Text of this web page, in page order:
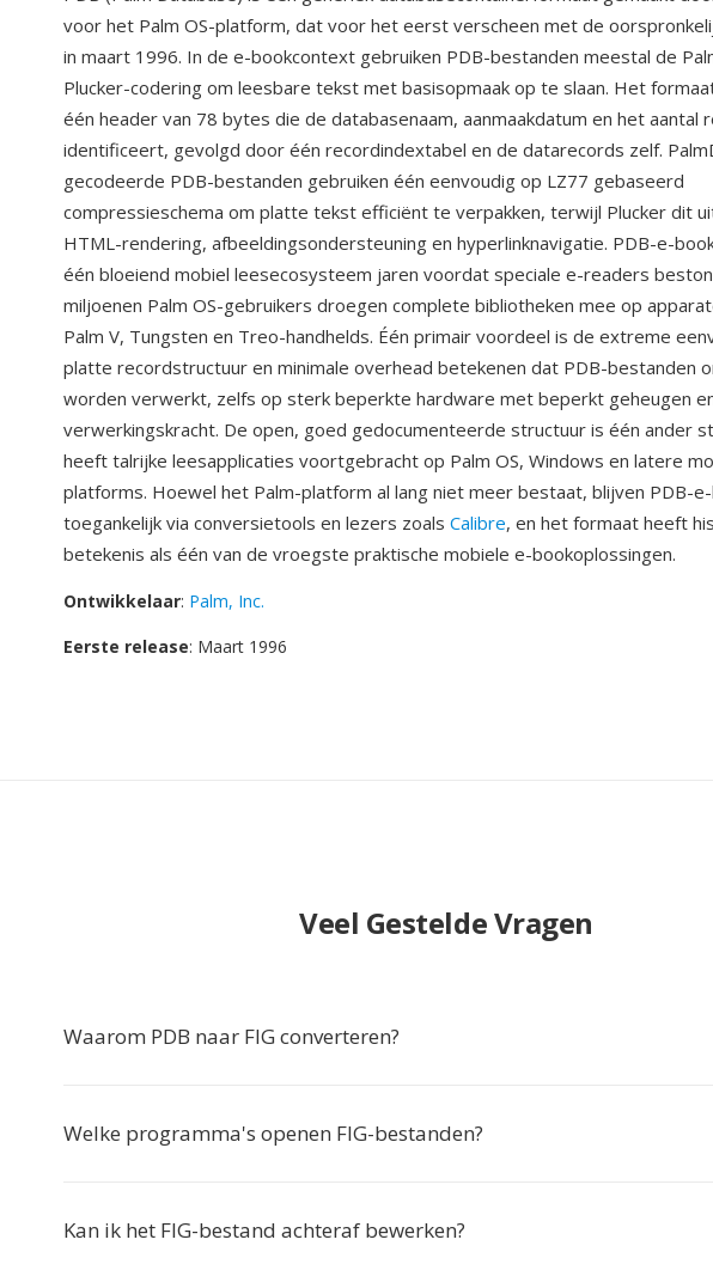
voor het Palm OS-platform, dat voor het eerst verscheen met de
in maart 1996. In de e-bookcontext gebruiken PDB-bestanden meestal de
Plucker-codering om leesbare tekst met basisopmaak op te slaan. Het
één header van 78 bytes die de databasenaam, aanmaakdatum en het aantal
identificeert, gevolgd door één recordindextabel en de datarecords zelf.
gecodeerde PDB-bestanden gebruiken één eenvoudig op LZ77 gebaseerd
compressieschema om platte tekst efficiënt te verpakken, terwijl Plucker dit
HTML-rendering, afbeeldingsondersteuning en hyperlinknavigatie. PDB-e-
één bloeiend mobiel leesecosysteem jaren voordat speciale e-readers
miljoenen Palm OS-gebruikers droegen complete bibliotheken mee op
Palm V, Tungsten en Treo-handhelds. Één primair voordeel is de extreme
platte recordstructuur en minimale overhead betekenen dat PDB-bestanden
worden verwerkt, zelfs op sterk beperkte hardware met beperkt geheugen
verwerkingskracht. De open, goed gedocumenteerde structuur is één ander
heeft talrijke leesapplicaties voortgebracht op Palm OS, Windows en latere
platforms. Hoewel het Palm-platform al lang niet meer bestaat, blijven PDB-
toegankelijk via conversietools en lezers zoals Calibre, en het formaat heeft
betekenis als één van de vroegste praktische mobiele e-bookoplossingen.
Ontwikkelaar: Palm, Inc.
Eerste release: Maart 1996
Veel Gestelde Vragen
Waarom PDB naar FIG converteren?
Welke programma's openen FIG-bestanden?
Kan ik het FIG-bestand achteraf bewerken?